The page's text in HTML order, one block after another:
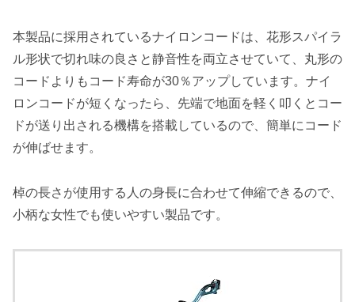
本製品に採用されているナイロンコードは、花形スパイラ
ル形状で切れ味の良さと静音性を両立させていて、丸形の
コードよりもコード寿命が30％アップしています。ナイ
ロンコードが短くなったら、先端で地面を軽く叩くとコー
ドが送り出される機構を搭載しているので、簡単にコード
が伸ばせます。
棹の長さが使用する人の身長に合わせて伸縮できるので、
小柄な女性でも使いやすい製品です。